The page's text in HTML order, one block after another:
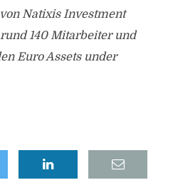
Natixis Investment
140 Mitarbeiter und
Euro Assets under